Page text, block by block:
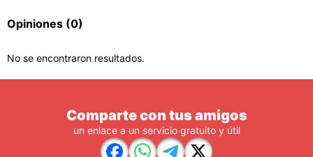
Opiniones (0)
No se encontraron resultados.
Comparte con tus amigos
un enlace a un servicio gratuito y útil